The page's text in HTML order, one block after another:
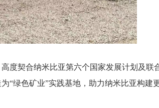
度契合纳米比亚第六个国家发展计划及联
“绿色矿业”实践基地，助力纳米比亚构建